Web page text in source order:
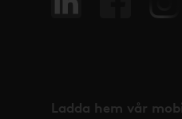
Ladda hem vår